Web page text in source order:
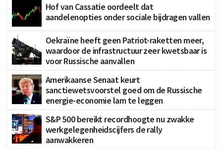
Hof van Cassatie oordeelt dat
aandelenopties onder sociale bijdragen vallen
Oekraïne heeft geen Patriot-raketten meer,
waardoor de infrastructuur zeer kwetsbaar is
voor Russische aanvallen
Amerikaanse Senaat keurt
sanctiewetsvoorstel goed om de Russische
energie-economie lam te leggen
S&P 500 bereikt recordhoogte nu zwakke
werkgelegenheidscijfers de rally
aanwakkeren